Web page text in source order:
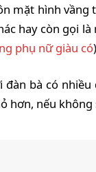
mặt hình
hay còn gọi
phụ nữ giàu có)
bà có
hơn, nếu